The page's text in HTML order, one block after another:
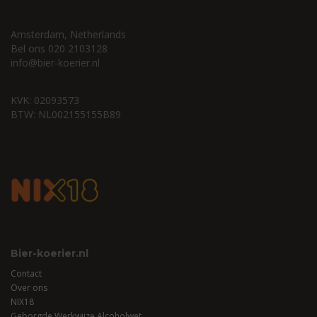
Amsterdam, Netherlands
Bel ons 020 2103128
info@bier-koerier.nl
KVK: 02093573
BTW: NL002155155B89
Bier-koerier.nl
Contact
Over ons
NIX18